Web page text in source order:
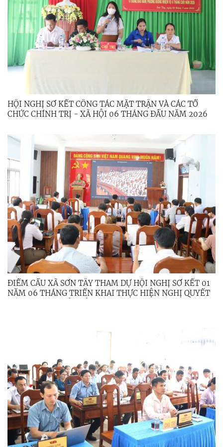
HỘI NGHỊ SƠ KẾT CÔNG TÁC MẶT TRẬN VÀ CÁC TỔ
CHỨC CHÍNH TRỊ - XÃ HỘI 06 THÁNG ĐẦU NĂM 2026
ĐIỂM CẦU XÃ SƠN TÂY THAM DỰ HỘI NGHỊ SƠ KẾT 01
NĂM 06 THÁNG TRIỂN KHAI THỰC HIỆN NGHỊ QUYẾT